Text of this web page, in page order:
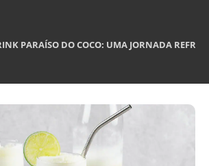
PARAÍSO DO COCO: UMA JORNADA